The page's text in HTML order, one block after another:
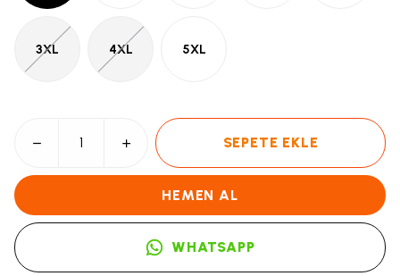
3XL 4XL 5XL
SEPETE EKLE
HEMEN AL
WHATSAPP